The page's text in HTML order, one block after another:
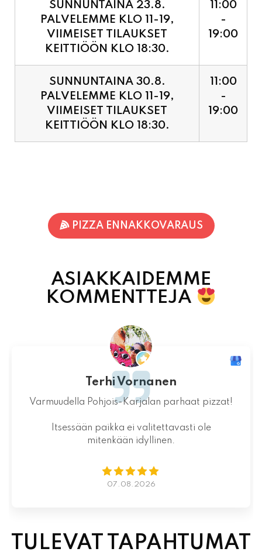
SUNNUNTAINA 30.8.
PALVELEMME KLO 11-19,
VIIMEISET TILAUKSET
KEITTIÖÖN KLO 18:30.
11:00
19:00
ASIAKKAIDEMME
Jaakko Kontturi
Maukas ruoka laadukkaista raaka-
aineista.Jälkiruoka kruunasi maukkaan pizzan.